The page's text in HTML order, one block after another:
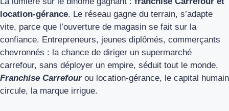
location-gérance. Le réseau gagne du terrain, s’adapte
vite, parce que l’ouverture de magasin se fait sur la
confiance. Entrepreneurs, jeunes diplômés, commerçants
chevronnés : la chance de diriger un supermarché
carrefour, sans déployer un empire, séduit tout le monde.
Franchise Carrefourou location-gérance, le capital humain
circule, la marque irrigue.